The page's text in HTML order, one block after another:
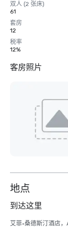
双人 (2 张床)
61
套房
12
税率
12%
客房照片
地点
到达这里
艾菲·桑德斯汀酒店